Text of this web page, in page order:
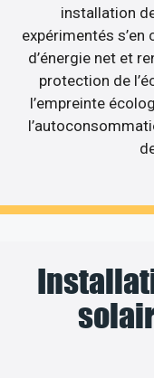
installation
expérimentés
d’énergie net et
protection de
l’empreinte